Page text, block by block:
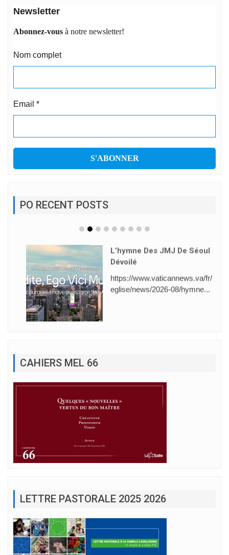
Newsletter
Abonnez-vous à notre newsletter!
Nom complet
Email *
PO RECENT POSTS
L’hymne Des JMJ De Séoul
Dévoilé
https://www.vaticannews.va/fr/
eglise/news/2026-08/hymne...
CAHIERS MEL 66
LETTRE PASTORALE 2025 2026